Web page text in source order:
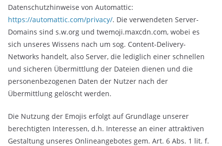
Datenschutzhinweise von Automattic:
https://automattic.com/privacy/. Die verwendeten Server-
Domains sind s.w.org und twemoji.maxcdn.com, wobei es
sich unseres Wissens nach um sog. Content-Delivery-
Networks handelt, also Server, die lediglich einer schnellen
und sicheren Übermittlung der Dateien dienen und die
personenbezogenen Daten der Nutzer nach der
Übermittlung gelöscht werden.
Die Nutzung der Emojis erfolgt auf Grundlage unserer
berechtigten Interessen, d.h. Interesse an einer attraktiven
Gestaltung unseres Onlineangebotes gem. Art. 6 Abs. 1 lit. f.